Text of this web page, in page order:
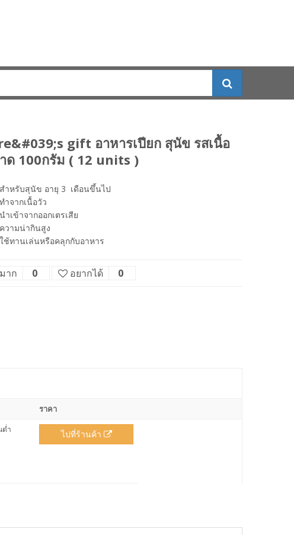
gift อาหารเปียก สุนัข รสเนื้อ
ด 100กรัม ( 12 units )
สำหรับสุนัข อายุ 3 เดือนขึ้นไป
ทำจากเนื้อวัว
นำเข้าจากออกเตรเสีย
ความน่ากินสูง
ใช้ทานเล่นหรือคลุกกับอาหาร
าก 0 อยากได้ 0
ราคา
ต่ำ ไปที่ร้านค้า